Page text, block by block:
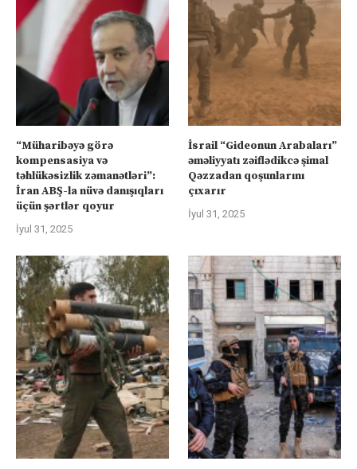
“Müharibəyə görə
kompensasiya və
təhlükəsizlik zəmanətləri”:
İran ABŞ-la nüvə danışıqları
üçün şərtlər qoyur
İyul 31, 2025
İsrail “Gideonun Arabaları”
əməliyyatı zəiflədikcə şimal
Qəzzadan qoşunlarını
çıxarır
İyul 31, 2025